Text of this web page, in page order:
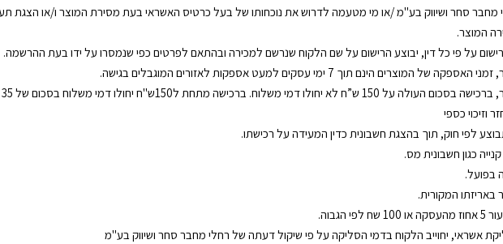
סחר ושיווק בע"מ /או מי מטעמה לדרוש את נוכחותו של בעל כרטיס האשראי בעת מסירת המוצר ו/או הצגת
המוצר.
על פי כל דין, יבוצע הרישום על שם הלקוח שנרשם למכירה ובהתאם לפרטים כפי שנמסרו על ידו בעת ההרשמה.
תוך 7 ימי עסקים למעט אספקות לאזורים המוגבלים בגישה.
ברכישה מתחת ל150ש"ח יחולו דמי משלוח בסכום של 35 ש"ח.
וזיכוי כספי
לפי חוק, תוך בהצגת חשבונית כדין המעידה על רכישתו.
כגון חשבונית מס.
בפועל.
באריזתו המקורית.
אשראי, יחוייב הלקוח בדמי הסליקה על פי שיקול דעתה של רחלי מחבר סחר ושיווק בע"מ